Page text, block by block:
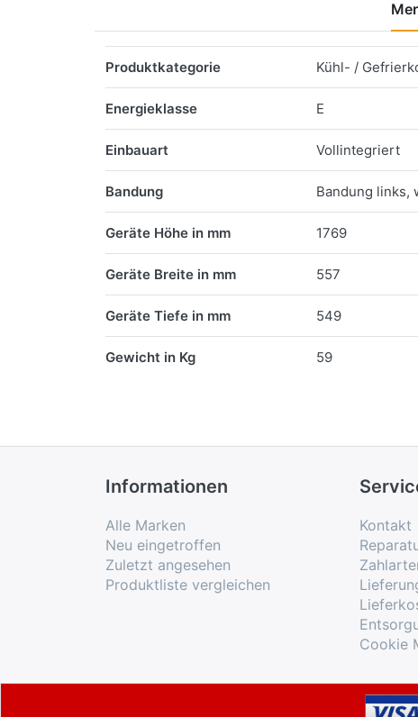
Produktkategorie Kühl- /
Energieklasse E
Einbauart Vollintegriert
Bandung Bandung links,
Geräte Höhe in mm 1769
Geräte Breite in mm 557
Geräte Tiefe in mm 549
Gewicht in Kg 59
Informationen
Alle Marken
Neu eingetroffen
Zuletzt angesehen
Produktliste vergleichen
Kontakt
Cookie